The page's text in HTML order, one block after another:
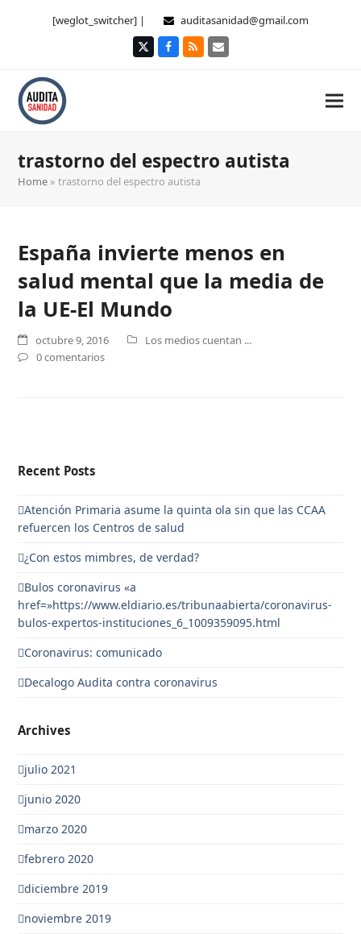
[weglot_switcher] | auditasanidad@gmail.com
TwitterFacebook
RSS Correo
trastorno del espectro autista
Home »trastorno del espectro autista
España invierte menos en
salud mental que la media de
la UE-El Mundo
octubre 9, 2016
Los medios cuentan ...
0 comentarios
Recent Posts
Atención Primaria asume la quinta ola sin que las CCAA
refuercen los Centros de salud
¿Con estos mimbres, de verdad?
Bulos coronavirus «a
href=»https://www.eldiario.es/tribunaabierta/coronavirus-
bulos-expertos-instituciones_6_1009359095.html
Coronavirus: comunicado
Decalogo Audita contra coronavirus
Archives
julio 2021
junio 2020
marzo 2020
febrero 2020
diciembre 2019
noviembre 2019